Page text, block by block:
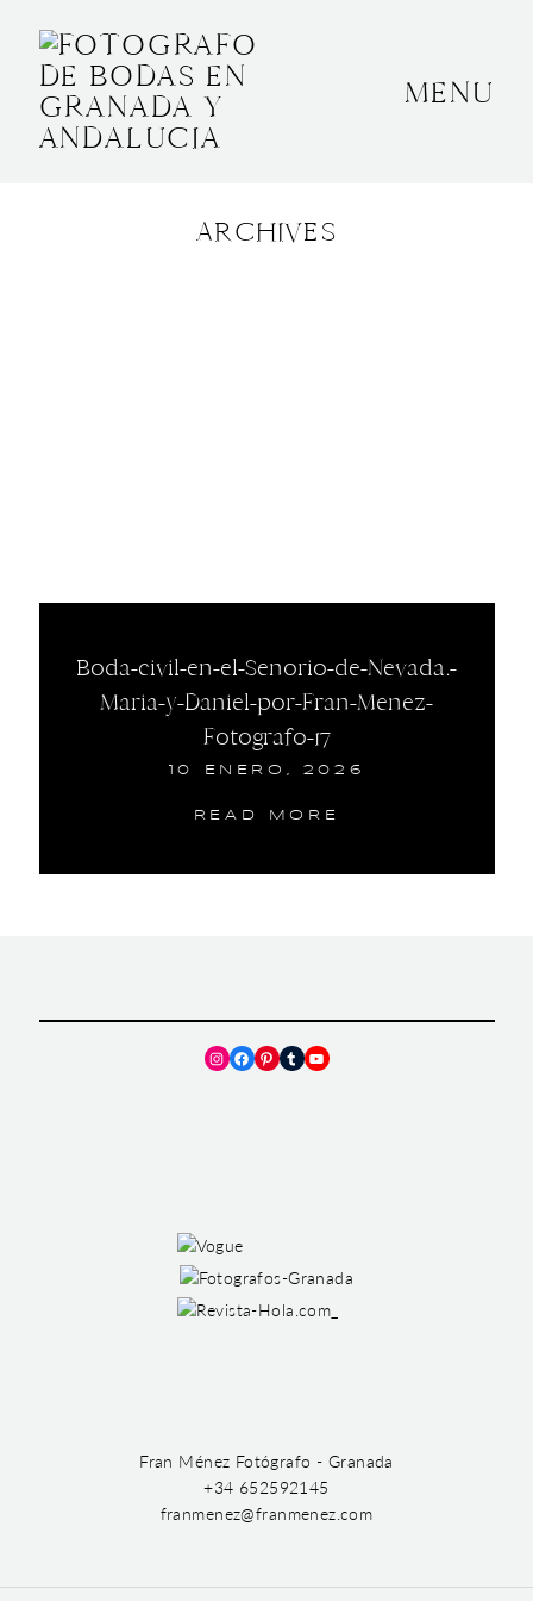
MENU
ARCHIVES
Boda-civil-en-el-Senorio-de-Nevada.-
Maria-y-Daniel-por-Fran-Menez-
Fotografo-17
10 ENERO, 2026
READ MORE
BODAS
Instagram
Facebook
Pinterest
TumblrYouTube
Fran Ménez Fotógrafo - Granada
+34 652592145
franmenez@franmenez.com